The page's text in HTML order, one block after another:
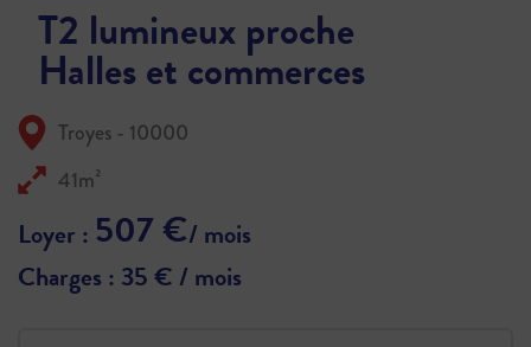
T2 lumineux proche
Halles et commerces
Troyes - 10000
41m²
Loyer : 507 €/ mois
Charges : 35 € / mois